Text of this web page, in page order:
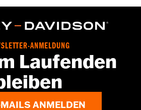
ANMELDUNG
Laufenden
MAILS ANMELDEN